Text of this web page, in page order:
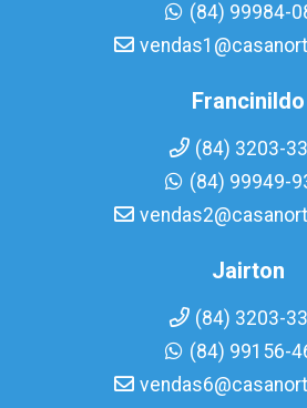
(84) 99984-
Francinildo
(84) 3203-
(84) 99949-
Jairton
(84) 3203-
(84) 99156-